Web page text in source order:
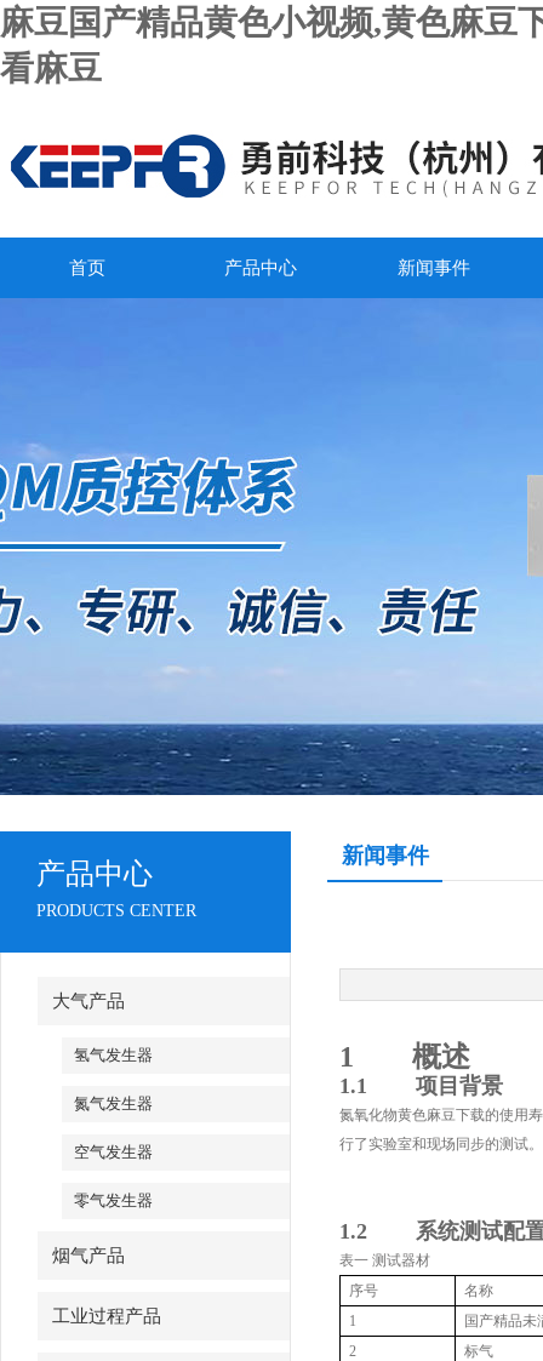
麻豆国产精品黄色小视频,黄色麻豆
看麻豆
首页 产品中心 新闻事件
产品中心
PRODUCTS CENTER
大气产品
氢气发生器
氮气发生器
空气发生器
零气发生器
烟气产品
工业过程产品
新闻事件
1 概述
1.1 项目背景
氮氧化物黄色麻豆下载的使用寿
行了实验室和现场同步的测试。
1.2 系统测试配
表一 测试器材
序号
名称
1
国产精品未
2
标气